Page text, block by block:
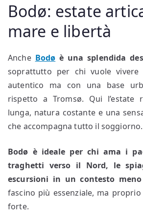
Bodø: estate
mare e libertà
Anche Bodø è una splendida
soprattutto per chi vuole
autentico ma con una base
rispetto a Tromsø. Qui l’estate
lunga, natura costante e una
che accompagna tutto il soggiorno.
Bodø è ideale per chi ama i
traghetti verso il Nord, le
escursioni in un contesto
fascino più essenziale, ma
forte.